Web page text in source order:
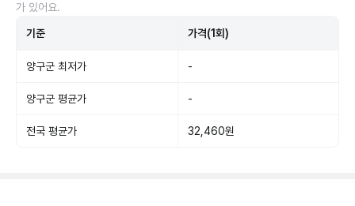
가 있어요.
기준 가격(1회)
양구군 최저가 -
양구군 평균가 -
전국 평균가 32,460원